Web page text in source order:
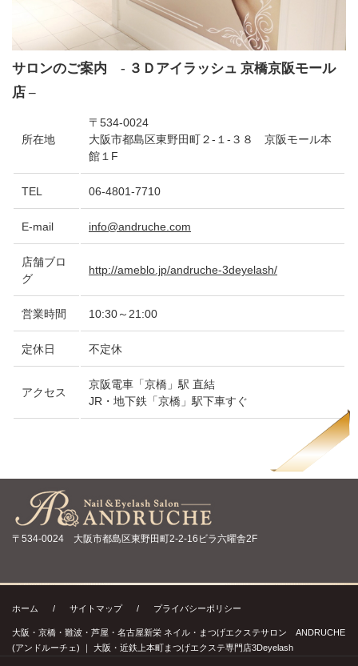
サロンのご案内 - ３Ｄアイラッシュ 京橋京阪モール
店 –
所在地
〒534-0024
大阪市都島区東野田町２-１-３８ 京阪モール本
館１F
TEL 06-4801-7710
E-mail info@andruche.com
店舗ブロ
グ
http://ameblo.jp/andruche-3deyelash/
営業時間 10:30～21:00
定休日 不定休
アクセス
京阪電車「京橋」駅 直結
JR・地下鉄「京橋」駅下車すぐ
〒534-0024 大阪市都島区東野田町2-2-16ビラ六曜舎2F
ホーム / サイトマップ / プライバシーポリシー
大阪・京橋・難波・芦屋・名古屋新栄 ネイル・まつげエクステサロン ANDRUCHE
(アンドルーチェ) ｜ 大阪・近鉄上本町まつげエクステ専門店3Deyelash